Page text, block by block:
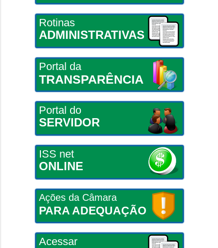
Rotinas
ADMINISTRATIVAS
Portal da
TRANSPARÊNCIA
Portal do
SERVIDOR
ISS net
ONLINE
Ações da Câmara
PARA ADEQUAÇÃO
Acessar